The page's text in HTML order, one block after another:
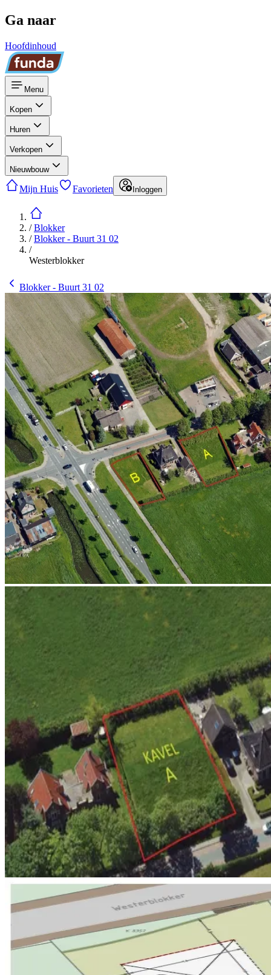
Ga naar
Hoofdinhoud
Menu
Kopen
Huren
Verkopen
Nieuwbouw
Mijn Huis Favorieten Inloggen
/Blokker
/Blokker - Buurt 31 02
/
Westerblokker
Blokker - Buurt 31 02